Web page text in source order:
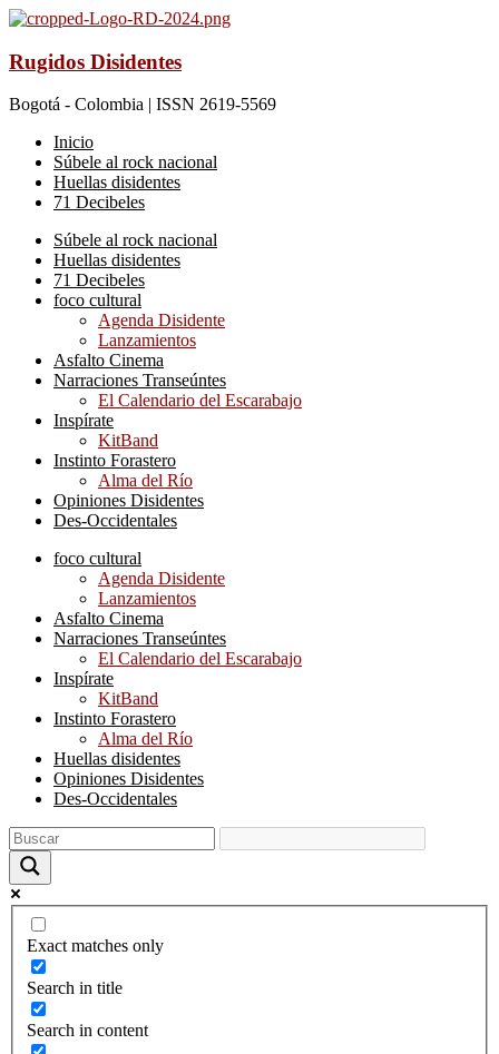
Rugidos Disidentes
Bogotá - Colombia | ISSN 2619-5569
Inicio
Súbele al rock nacional
Huellas disidentes
71 Decibeles
Súbele al rock nacional
Huellas disidentes
71 Decibeles
foco cultural
Agenda Disidente
Lanzamientos
Asfalto Cinema
Narraciones Transeúntes
El Calendario del Escarabajo
Inspírate
KitBand
Instinto Forastero
Alma del Río
Opiniones Disidentes
Des-Occidentales
foco cultural
Agenda Disidente
Lanzamientos
Asfalto Cinema
Narraciones Transeúntes
El Calendario del Escarabajo
Inspírate
KitBand
Instinto Forastero
Alma del Río
Huellas disidentes
Opiniones Disidentes
Des-Occidentales
Exact matches only
Search in title
Search in content